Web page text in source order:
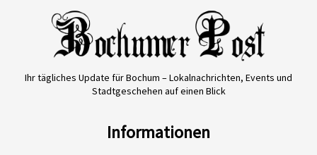
Ihr tägliches Update für Bochum – Lokalnachrichten, Events und
Stadtgeschehen auf einen Blick
Informationen